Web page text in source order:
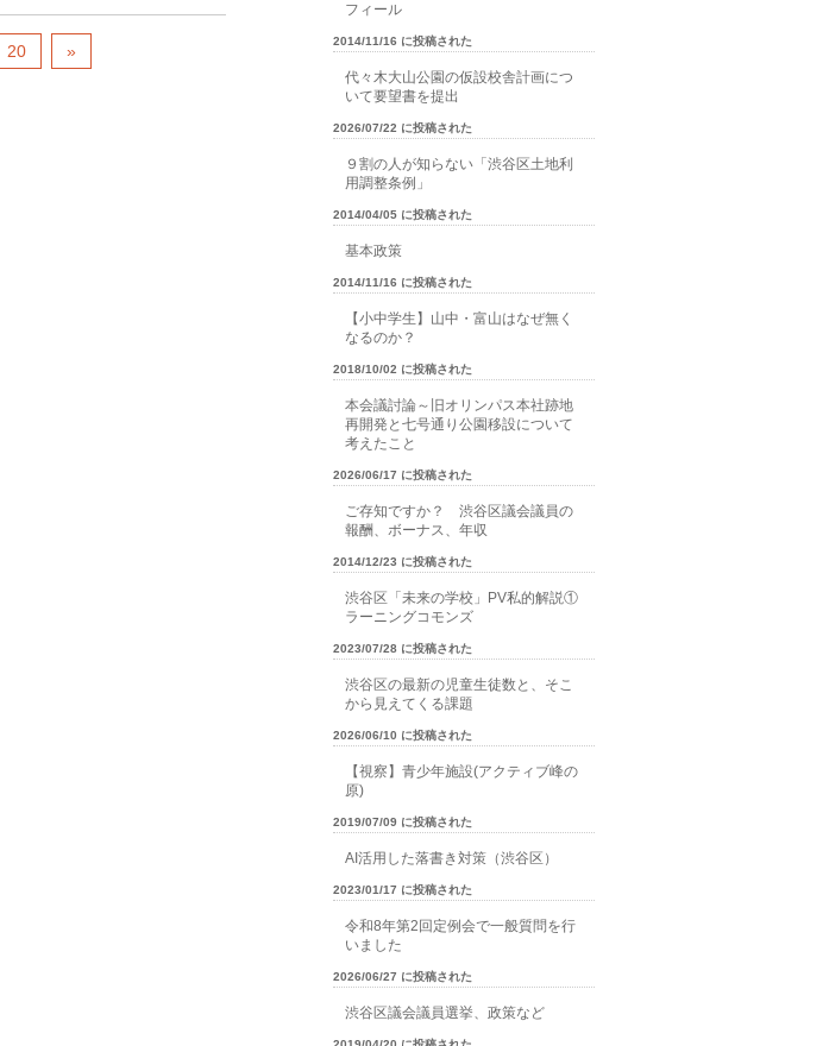
20 »
フィール
2014/11/16 に投稿された
代々木大山公園の仮設校舎計画につ
いて要望書を提出
2026/07/22 に投稿された
９割の人が知らない「渋谷区土地利
用調整条例」
2014/04/05 に投稿された
基本政策
2014/11/16 に投稿された
【小中学生】山中・富山はなぜ無く
なるのか？
2018/10/02 に投稿された
本会議討論～旧オリンパス本社跡地
再開発と七号通り公園移設について
考えたこと
2026/06/17 に投稿された
ご存知ですか？ 渋谷区議会議員の
報酬、ボーナス、年収
2014/12/23 に投稿された
渋谷区「未来の学校」PV私的解説①
ラーニングコモンズ
2023/07/28 に投稿された
渋谷区の最新の児童生徒数と、そこ
から見えてくる課題
2026/06/10 に投稿された
【視察】青少年施設(アクティブ峰の
原)
2019/07/09 に投稿された
AI活用した落書き対策（渋谷区）
2023/01/17 に投稿された
令和8年第2回定例会で一般質問を行
いました
2026/06/27 に投稿された
渋谷区議会議員選挙、政策など